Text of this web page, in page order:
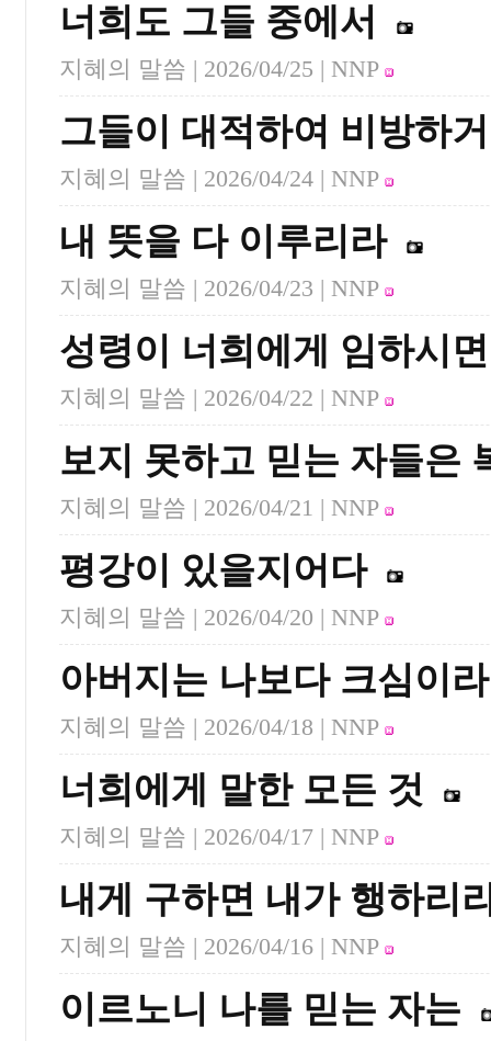
너희도 그들 중에서
지혜의 말씀 | 2026/04/25 | NNP
그들이 대적하여 비방하
지혜의 말씀 | 2026/04/24 | NNP
내 뜻을 다 이루리라
지혜의 말씀 | 2026/04/23 | NNP
성령이 너희에게 임하시면
지혜의 말씀 | 2026/04/22 | NNP
보지 못하고 믿는 자들은
지혜의 말씀 | 2026/04/21 | NNP
평강이 있을지어다
지혜의 말씀 | 2026/04/20 | NNP
아버지는 나보다 크심이라
지혜의 말씀 | 2026/04/18 | NNP
너희에게 말한 모든 것
지혜의 말씀 | 2026/04/17 | NNP
내게 구하면 내가 행하리
지혜의 말씀 | 2026/04/16 | NNP
이르노니 나를 믿는 자는